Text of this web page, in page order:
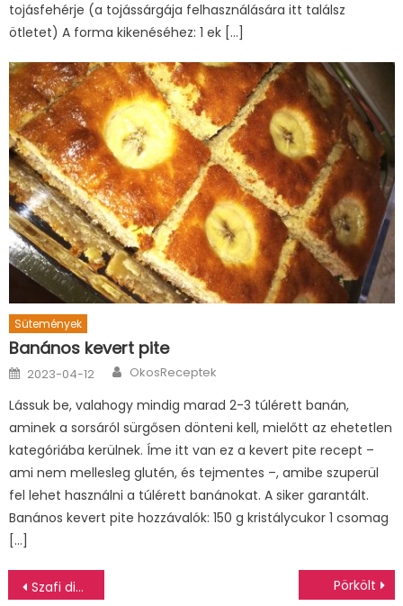
tojásfehérje (a tojássárgája felhasználására itt találsz
ötletet) A forma kikenéséhez: 1 ek […]
Sütemények
Banános kevert pite
Posted
on
2023-04-12 Author
OkosReceptek
Lássuk be, valahogy mindig marad 2-3 túlérett banán,
aminek a sorsáról sürgősen dönteni kell, mielőtt az ehetetlen
kategóriába kerülnek. Íme itt van ez a kevert pite recept –
ami nem mellesleg glutén, és tejmentes –, amibe szuperül
fel lehet használni a túlérett banánokat. A siker garantált.
Banános kevert pite hozzávalók: 150 g kristálycukor 1 csomag
[…]
Bejegyzés
Szafi diéta 1. hét – vélemények és tapasztalatok Pörkölt